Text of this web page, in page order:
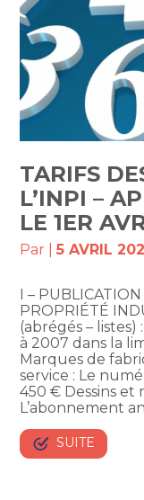
TARIFS
L’INPI –
LE 1ER
Par |5 AVRIL
I –
PROPRIÉTÉ
(abrégés –
à 2007 dans la
Marques de
service : Le
450 € Dessins et
L’abonnement
SUITE